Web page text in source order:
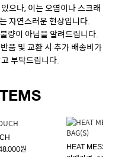
으나, 이는 오염이나 스크래
자연스러운 현상입니다.
량이 아님을 알려드립니다.
품 및 교환 시 추가 배송비가
부탁드립니다.
원